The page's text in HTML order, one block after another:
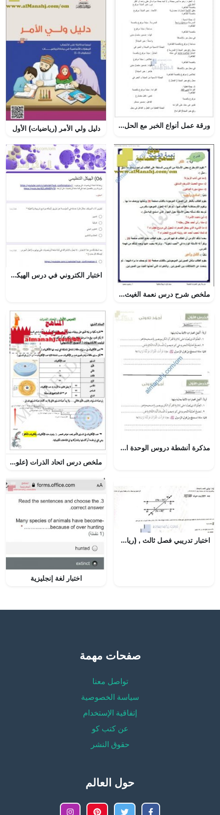
ورقة عمل أنواع الخبر مع الحل, (لغة عربية) الخامس دليل ولي الأمر (رياضيات) الأول
ملخص شرح درس نعمة الغيث (تربية اسلامية) الأول
اختبار الكتروني في درس الهيكل التنظيمي (رياضيات تطبيقية) الثاني عشر
مذكرة أنشطة دروس الوحدة الأولى (تربية اسلامية) الخامس
ملخص درس اتحاد الذرات (علوم) التاسع
اختبار تدريبي فصل ثالث , (رياضيات) التاسع العام
اختبار لغة إنجليزية
صفحات مهمة
تواصل معنا
سياسة الخصوصية
إتفاقية الإستخدام
عن كتب كو
حقوق النشر
حول العالم